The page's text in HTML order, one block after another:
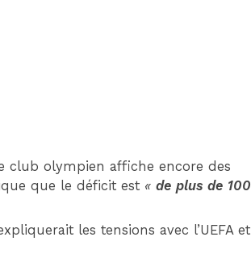
club olympien affiche encore des
que le déficit est «de plus de 100
les tensions avec l’UEFA et